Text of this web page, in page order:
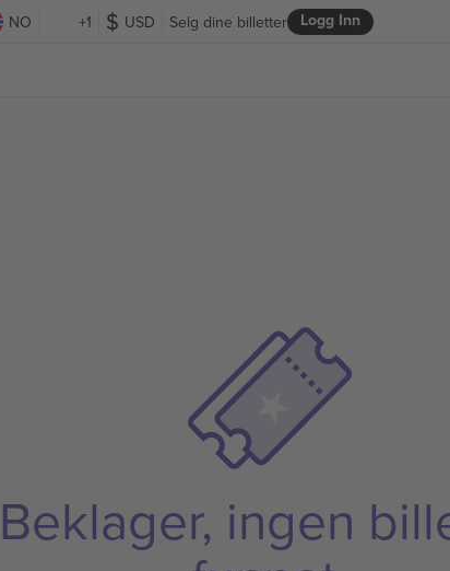
NO +1 USD Logg Inn
Selg dine billetter
Beklager, ingen